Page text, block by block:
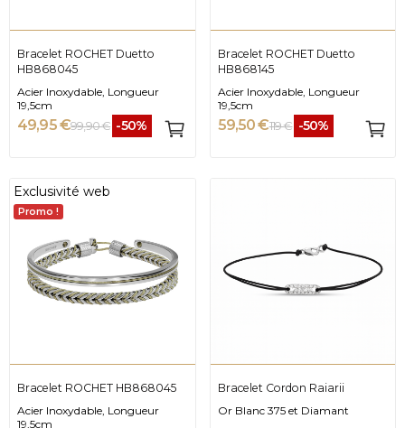
Bracelet ROCHET Duetto
HB868045
Acier Inoxydable, Longueur
19,5cm
49,95 €99,90 € -50%
Bracelet ROCHET Duetto
HB868145
Acier Inoxydable, Longueur
19,5cm
59,50 €119 € -50%
Exclusivité web
Promo !
Bracelet ROCHET HB868045
Acier Inoxydable, Longueur
19,5cm
Bracelet Cordon Raiarii
Or Blanc 375 et Diamant